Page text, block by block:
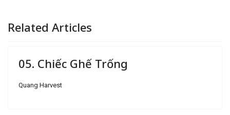
Related Articles
05. Chiếc Ghế Trống
Quang Harvest